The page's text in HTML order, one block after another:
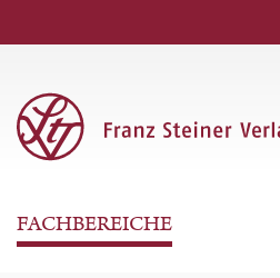
FACHBEREICHE